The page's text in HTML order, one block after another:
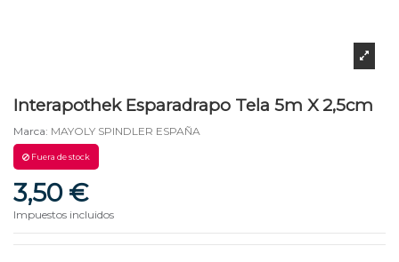
Interapothek Esparadrapo Tela 5m X 2,5cm
Marca: MAYOLY SPINDLER ESPAÑA
Fuera de stock
3,50 €
Impuestos incluidos